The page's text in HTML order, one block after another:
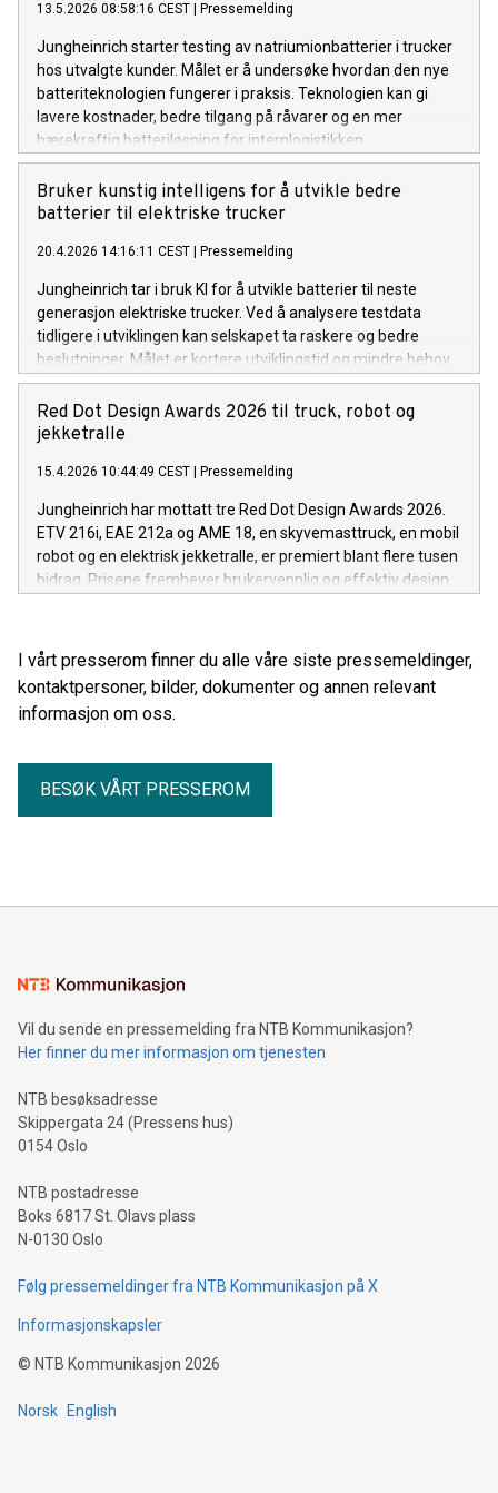
13.5.2026 08:58:16 CEST Pressemelding
Jungheinrich starter testing av natriumionbatterier i trucker
hos utvalgte kunder. Målet er å undersøke hvordan den nye
batteriteknologien fungerer i praksis. Teknologien kan gi
lavere kostnader, bedre tilgang på råvarer og en mer
bærekraftig batteriløsning for internlogistikken.
Bruker kunstig intelligens for å utvikle bedre
batterier til elektriske trucker
20.4.2026 14:16:11 CEST Pressemelding
Jungheinrich tar i bruk KI for å utvikle batterier til neste
generasjon elektriske trucker. Ved å analysere testdata
tidligere i utviklingen kan selskapet ta raskere og bedre
beslutninger. Målet er kortere utviklingstid og mindre behov
for testing.
Red Dot Design Awards 2026 til truck, robot og
jekketralle
15.4.2026 10:44:49 CEST Pressemelding
Jungheinrich har mottatt tre Red Dot Design Awards 2026.
ETV 216i, EAE 212a og AME 18, en skyvemasttruck, en mobil
robot og en elektrisk jekketralle, er premiert blant flere tusen
bidrag. Prisene fremhever brukervennlig og effektiv design
I vårt presserom finner du alle våre siste pressemeldinger,
kontaktpersoner, bilder, dokumenter og annen relevant
informasjon om oss.
BESØK VÅRT PRESSEROM
Vil du sende en pressemelding fra NTB Kommunikasjon?
Her finner du mer informasjon om tjenesten
NTB besøksadresse
Skippergata 24 (Pressens hus)
0154 Oslo
NTB postadresse
Boks 6817 St. Olavs plass
N-0130 Oslo
Følg pressemeldinger fra NTB Kommunikasjon på X
Informasjonskapsler
© NTB Kommunikasjon 2026
Norsk English